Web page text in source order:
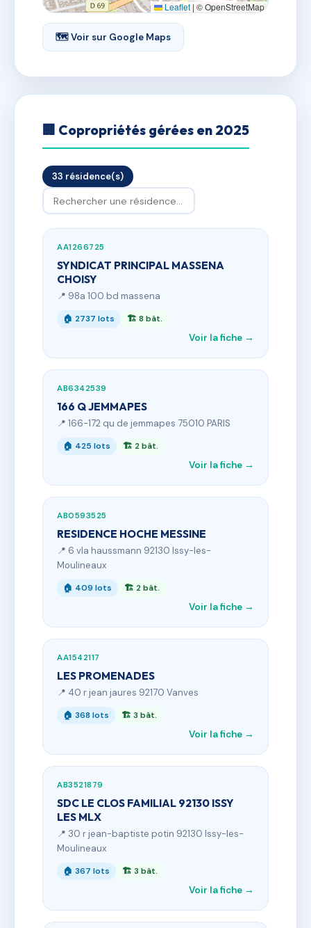
Leaflet | © OpenStreetMap
🗺 Voir sur Google Maps
🏢 Copropriétés gérées en 2025
33 résidence(s)
AA1266725
SYNDICAT PRINCIPAL MASSENA
CHOISY
📍 98a 100 bd massena
🏠 2737 lots 🏗 8 bât.
Voir la fiche →
AB6342539
166 Q JEMMAPES
📍 166-172 qu de jemmapes 75010 PARIS
🏠 425 lots 🏗 2 bât.
Voir la fiche →
AB0593525
RESIDENCE HOCHE MESSINE
📍 6 vla haussmann 92130 Issy-les-
Moulineaux
🏠 409 lots 🏗 2 bât.
Voir la fiche →
AA1542117
LES PROMENADES
📍 40 r jean jaures 92170 Vanves
🏠 368 lots 🏗 3 bât.
Voir la fiche →
AB3521879
SDC LE CLOS FAMILIAL 92130 ISSY
LES MLX
📍 30 r jean-baptiste potin 92130 Issy-les-
Moulineaux
🏠 367 lots 🏗 3 bât.
Voir la fiche →